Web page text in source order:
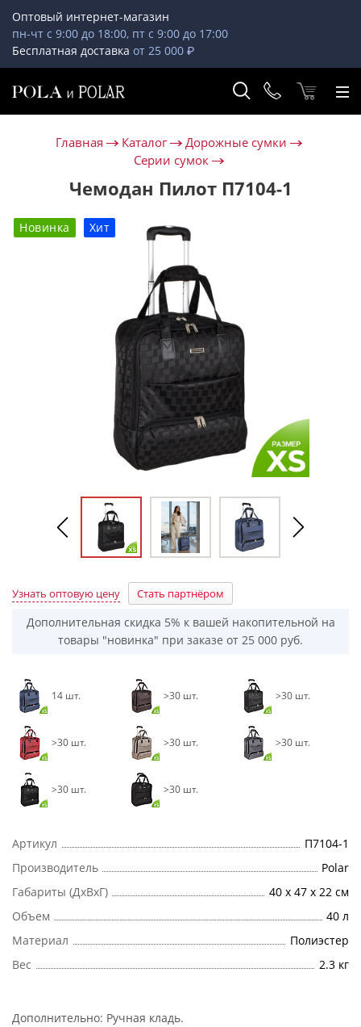
Оптовый интернет-магазин
пн-чт с 9:00 до 18:00, пт с 9:00 до 17:00
Бесплатная доставка от 25 000 ₽
Главная Каталог
Дорожные сумки
Серии сумок
Чемодан Пилот П7104-1
Новинка Хит
Узнать оптовую цену Стать партнёром
Дополнительная скидка 5% к вашей накопительной на
товары "новинка" при заказе от 25 000 руб.
14 шт. >30 шт. >30 шт.
>30 шт. >30 шт. >30 шт.
>30 шт. >30 шт.
Артикул
П7104-1
Производитель
Polar
Габариты (ДхВхГ)
40 x 47 x 22 см
Объем
40 л
Материал
Полиэстер
Вес
2.3 кг
Дополнительно: Ручная кладь.